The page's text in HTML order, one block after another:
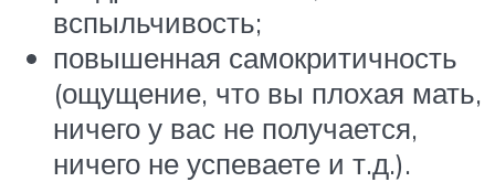
вспыльчивость;
повышенная самокритичность
(ощущение, что вы плохая мать,
ничего у вас не получается,
ничего не успеваете и т.д.).